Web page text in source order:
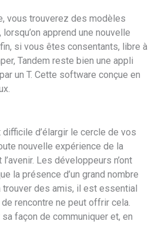
vous trouverez des modèles
apprend une nouvelle
si vous êtes consentants, libre à
Tandem reste bien une appli
un T. Cette software conçue en
d’élargir le cercle de vos
nouvelle expérience de la
Les développeurs n’ont
la présence d’un grand nombre
des amis, il est essential
rencontre ne peut offrir cela.
façon de communiquer et, en